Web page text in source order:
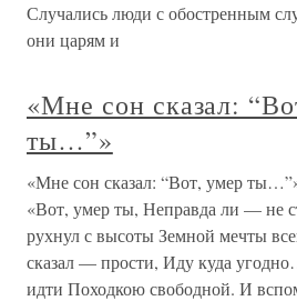
Случались люди с обостренным
они царям и
«Мне сон сказал:
ты…”»
«Мне сон сказал: “Вот, умер
«Вот, умер ты, Неправда ли — не
рухнул с высоты Земной мечты
сказал — прости, Иду куда
идти Походкою свободной. И